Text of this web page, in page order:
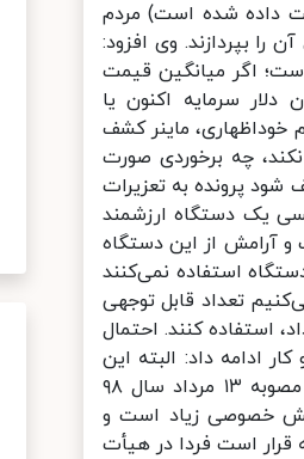
داده شده است) مردم
بپردازند. وی افزود:
دستگاه در کشور است؛ اگر میانگین قیمت
دلار در نظر بگیریم یعنی ۴۰۰ میلیون دلار سرمایه اکنون یا
ماینر کشف
چه برخوردی صورت
پرونده به تعزیرات
یک دستگاه ارزشمند
راحت و آرامش از این دستگاه
استفاده نمی‌کنند
تعداد قابل توجهی
داد، استفاده کنند. احتمال
ادامه داد: البته این
مصوبه، یک مصوبه تکمیلی دیگری هم دارد که بحث تعرفه برق است. در مصوبه ۱۳ مرداد سال ۹۸
خصوصی زیاد است و
است فردا در هیأت